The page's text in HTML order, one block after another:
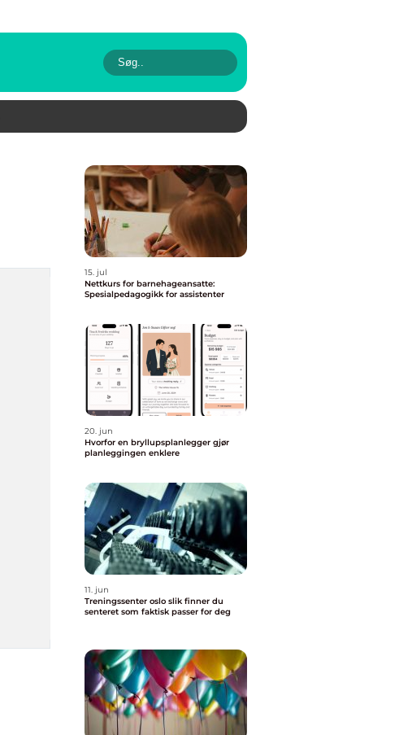
15. jul
Nettkurs for barnehageansatte:
Spesialpedagogikk for assistenter
20. jun
Hvorfor en bryllupsplanlegger gjør
planleggingen enklere
11. jun
Treningssenter oslo slik finner du
senteret som faktisk passer for deg